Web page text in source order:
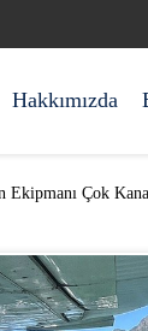
Hakkımızda
Ekipmanı Çok